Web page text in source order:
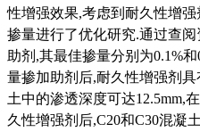
性增强效果,考虑到耐久性增
掺量进行了优化研究.通过查阅
助剂 ,其最佳掺量分别为0.1%和
量掺加助剂后,耐久性增强剂
土中的渗透深度可达12.5mm,在
久性增强剂后,C20和C30混凝